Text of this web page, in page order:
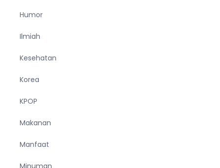
Humor
Ilmiah
Kesehatan
Korea
KPOP
Makanan
Manfaat
Minuman